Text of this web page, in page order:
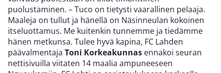
puolustaminen. – Tuco on tietysti vaarallinen pelaaja.
Maaleja on tullut ja hänellä on Näsinneulan kokoinen
itseluottamus. Me kuitenkin tunnemme ja tiedämme
hänen metkunsa. Tulee hyvä kapina, FC Lahden
päävalmentaja Toni Korkeakunnas ennakoi seuran
nettisivuilla viitaten 14 maalia ampuneeseen